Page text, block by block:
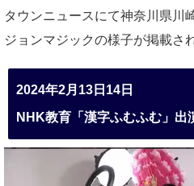
タウンニュースにて神奈川県川
ジョンマジックの様子が掲載さ
2024年2月13日14日
NHK教育「漢字ふむふむ」出